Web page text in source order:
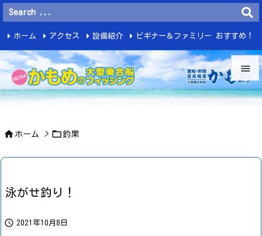


ホーム アクセス 設備紹介 ビギナー＆ファミリー おすすめ！
釣 果
 ホーム > 釣果
泳がせ釣り！
 2021年10月8日